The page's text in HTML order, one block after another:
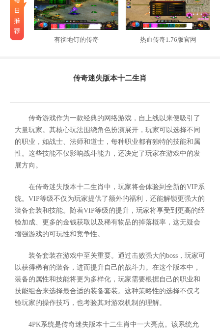
有彻地钉的传奇 热血传奇1.76版官网
传奇迷失版本十二生肖
传奇游戏作为一款经典的网络游戏，自上线以来便吸引了
大量玩家。其核心玩法围绕角色扮演展开，玩家可以选择不同
的职业，如战士、法师和道士，每种职业都有独特的技能和属
性。这些技能不仅影响战斗能力，还决定了玩家在游戏中的发
展方向。
在传奇迷失版本十二生肖中，玩家将会体验到全新的VIP系
统。VIP等级不仅为玩家提供了额外的福利，还能解锁更强大的
装备套装和技能。随着VIP等级的提升，玩家将享受到更高的经
验加成、更多的金钱获取以及稀有物品的掉落概率，这无疑会
增强游戏的可玩性和竞争性。
装备套装在游戏中至关重要。通过击败强大的boss，玩家可
以获得稀有的装备，进而提升自己的战斗力。在这个版本中，
装备的属性和技能将更为多样化，玩家需要根据自己的职业和
技能组合来选择最合适的装备套装。这种策略性的选择不仅考
验玩家的操作技巧，也考验其对游戏机制的理解。
4PK系统是传奇迷失版本十二生肖中一大亮点。该系统允